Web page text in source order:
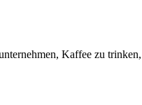
Kaffee zu